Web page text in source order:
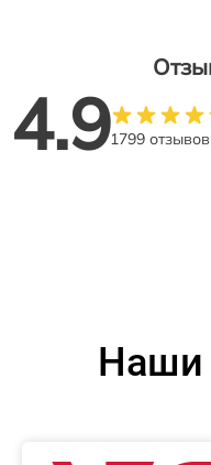
4.91799 отзывов
Наши